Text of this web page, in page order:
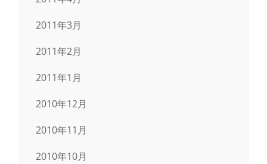
2011年3月
2011年2月
2011年1月
2010年12月
2010年11月
2010年10月